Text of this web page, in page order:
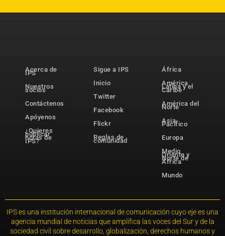
Acerca de
IPS
Nuestros
socios
Contáctenos
Apóyenos
¿Quieres
publicar
notas de
IPS?
Sigue a IPS
Inicio
Twitter
Facebook
Flickr
Reglas de
comunidad
África
América
Latina y el
Caribe
América del
Norte
Asia-
Pacífico
Europa
Medio
Oriente y
Norte de
África
Mundo
IPS es una institución internacional de comunicación cuyo eje es una
agencia mundial de noticias que amplifica las voces del Sur y de la
sociedad civil sobre desarrollo, globalización, derechos humanos y